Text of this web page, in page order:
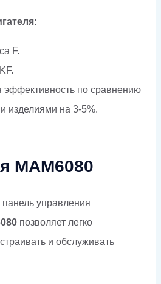
F.
эффективность по сравнению
изделиями на 3-5%.
МАМ6080
управления
позволяет легко
и обслуживать